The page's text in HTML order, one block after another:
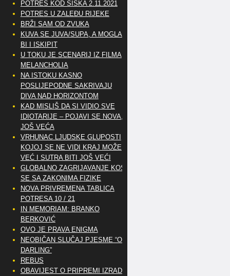
POTRES KOD SISKA 2.11.2021
POTRES U ZALEĐU RIJEKE
BRŽI SAM OD ZVUKA
KUVA SE JUVA/SUPA, A MOGLA
BI I ISKIPIT
U TOKU JE SCENARIJ IZ FILMA
MELANCHOLIA
NA ISTOKU KASNO
POSLIJEPODNE SAKRIVAJU
DIVA NAD HORIZONTOM
KAD MISLIŠ DA SI VIDIO SVE
IDIOTARIJE – POJAVI SE NOVA,..
JOŠ VEĆA
VRHUNAC LJUDSKE GLUPOSTI
KOJOJ SE NE VIDI KRAJ MOŽE
VEĆ I SUTRA BITI JOŠ VEĆI
GLOBALNO ZAGRIJAVANJE KOSI
SE SA ZAKONIMA FIZIKE
NOVA PRIVREMENA TABLICA
POTRESA 10 / 21
IN MEMORIAM: BRANKO
BERKOVIĆ
OVO JE PRAVA ENIGMA
NEOBIČAN SLUČAJ PJESME “OH
DARLING”
REBUS
OBAVIJEST O PRIPREMI IZRADE